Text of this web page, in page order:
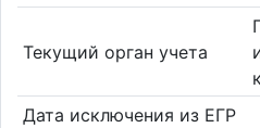
Текущий орган учета
Дата исключения из ЕГР